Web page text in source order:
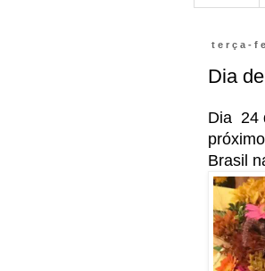
terça-
Dia
Dia 24
Brasil